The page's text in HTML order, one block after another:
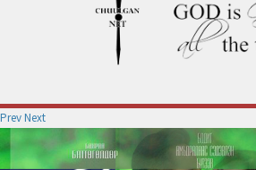
PrevNext